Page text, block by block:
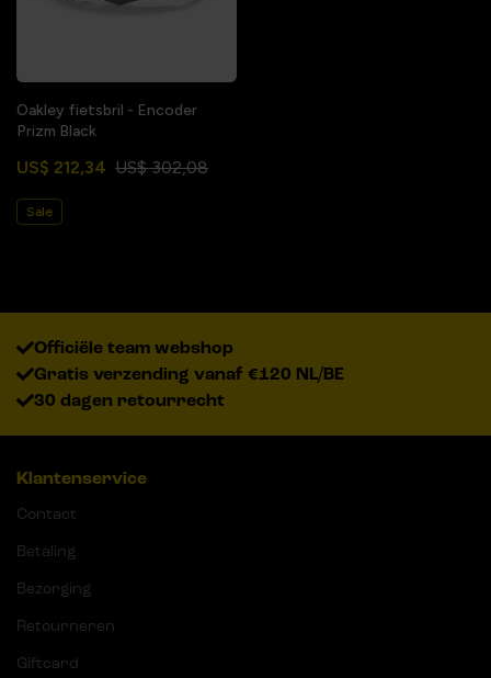
Oakley fietsbril - Encoder
Prizm Black
US$ 212,34 US$ 302,08
Sale
Officiële team webshop
Gratis verzending vanaf €120 NL/BE
30 dagen retourrecht
Klantenservice
Contact
Betaling
Bezorging
Retourneren
Giftcard